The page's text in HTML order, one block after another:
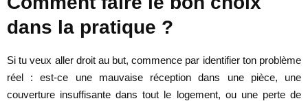
dans la pratique ?
Si tu veux aller droit au but, commence par identifier ton problème
réel : est-ce une mauvaise réception dans une pièce, une
couverture insuffisante dans tout le logement, ou une perte de